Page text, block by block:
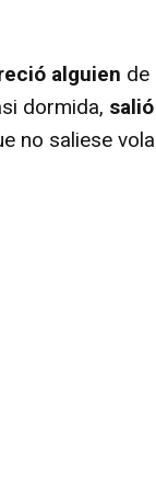
alguien de
dormida,
no saliese